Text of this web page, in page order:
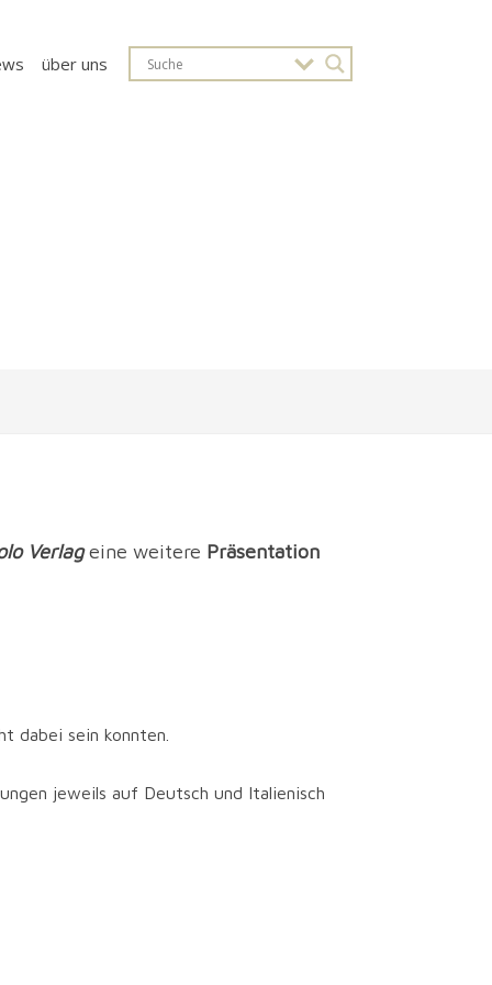
über uns
Verlageine weitere Präsentation
dabei sein konnten.
jeweils auf Deutsch und Italienisch